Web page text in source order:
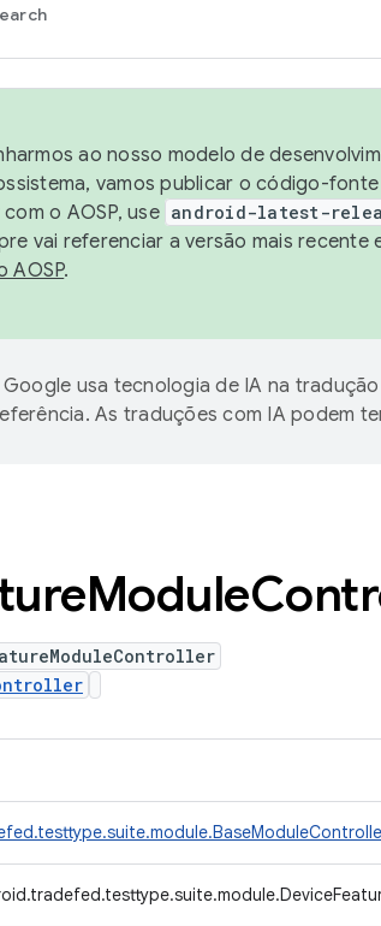
ao nosso modelo de
vamos publicar o código-
o AOSP, use android-latest-
vai referenciar a versão mais recente
AOSP.
Google usa tecnologia de IA na
As traduções com IA podem
Module